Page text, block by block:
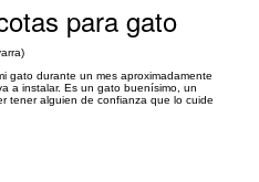
para gato
gato durante un mes aproximadamente
a instalar. Es un gato buenísimo, un
tener alguien de confianza que lo cuide